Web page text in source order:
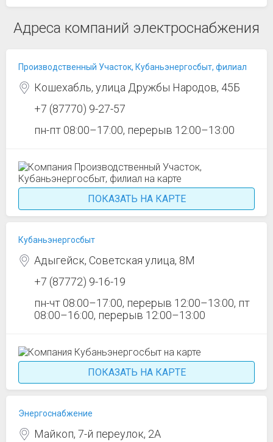
Адреса компаний электроснабжения
Производственный Участок, Кубаньэнергосбыт, филиал
Кошехабль, улица Дружбы Народов, 45Б
+7 (87770) 9-27-57
пн-пт 08:00–17:00, перерыв 12:00–13:00
ПОКАЗАТЬ НА КАРТЕ
Кубаньэнергосбыт
Адыгейск, Советская улица, 8М
+7 (87772) 9-16-19
пн-чт 08:00–17:00, перерыв 12:00–13:00, пт
08:00–16:00, перерыв 12:00–13:00
ПОКАЗАТЬ НА КАРТЕ
Энергоснабжение
Майкоп, 7-й переулок, 2А